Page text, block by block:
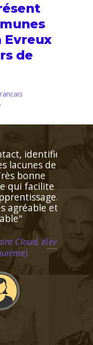
Evreux
de
a détecté
difficultés
a proposé
travail
Ses notes se
au fur et à
elle est
je souhaite
à d'autres
de mon
élève en